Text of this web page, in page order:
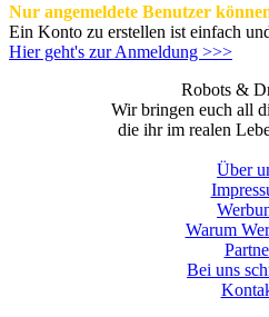
Nur angemeldete Benutzer
Ein Konto zu erstellen ist einfach
Hier geht's zur Anmeldung >>>
Robots &
Wir bringen euch all
die ihr im realen
Über
Warum
Bei uns